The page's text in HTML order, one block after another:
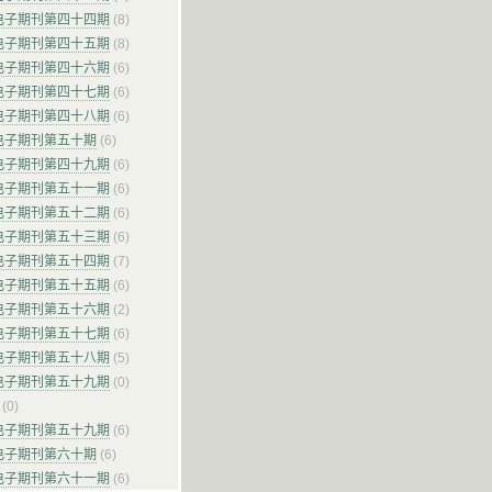
子期刊第四十四期 (8)
子期刊第四十五期 (8)
子期刊第四十六期 (6)
子期刊第四十七期 (6)
子期刊第四十八期 (6)
子期刊第五十期 (6)
子期刊第四十九期 (6)
子期刊第五十一期 (6)
子期刊第五十二期 (6)
子期刊第五十三期 (6)
子期刊第五十四期 (7)
子期刊第五十五期 (6)
子期刊第五十六期 (2)
子期刊第五十七期 (6)
子期刊第五十八期 (5)
子期刊第五十九期 (0)
(0)
子期刊第五十九期 (6)
子期刊第六十期 (6)
子期刊第六十一期 (6)